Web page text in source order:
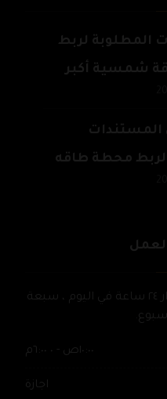
المطلوبة لربط
شمسية أكبر
المستندات
لربط محطة طاقه
دعمنا متاح لمساعدتك على مدار ٢٤ ساعة في اليوم ، سبعة
١٠:٠٠ص - ٠ ٦:٠٠م
اجازة